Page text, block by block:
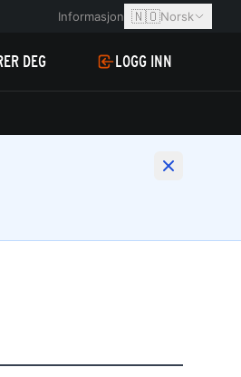
Informasjon 🇳🇴Norsk
DEG LOGG INN